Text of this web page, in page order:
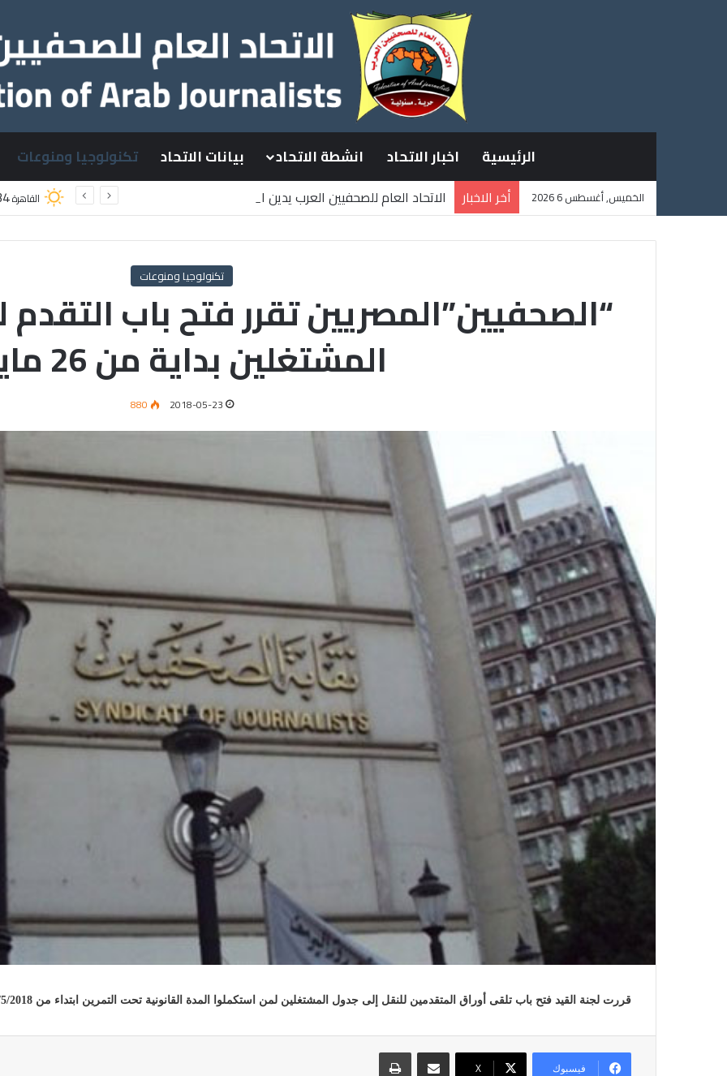
الرئيسية اخبار الاتحاد انشطة الاتحاد بيانات الاتحاد تكنولوجيا ومنوعات
الخميس, أغسطس 6 2026 أخر الاخبار
الاتحاد العام للصحفيين العرب يدين استشهاد
القاهرة
تكنولوجيا ومنوعات
“الصحفيين”المصريين تقرر فتح باب التقدم
المشتغلين بداية من 26 مايو
2018-05-23
880
قررت لجنة القيد فتح باب تلقى أوراق المتقدمين للنقل إلى جدول المشتغلين لمن استكملوا المدة القانونية تحت التمرين ابتداء من 26/5/2018 إلى 7/6/2018
فيسبوك X
مشاركة عبر البريد طباعة